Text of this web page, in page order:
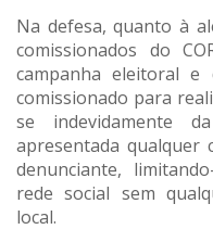
Na defesa, quanto à
comissionados do
campanha eleitoral e
comissionado para
se indevidamente
apresentada qualquer
denunciante,
rede social sem
local.